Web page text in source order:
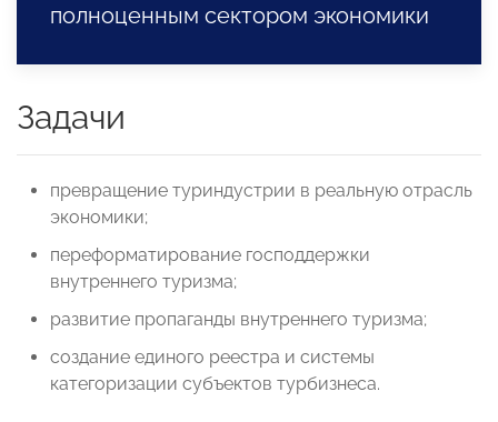
полноценным сектором экономики
Задачи
превращение туриндустрии в реальную отрасль
экономики;
переформатирование господдержки
внутреннего туризма;
развитие пропаганды внутреннего туризма;
создание единого реестра и системы
категоризации субъектов турбизнеса.